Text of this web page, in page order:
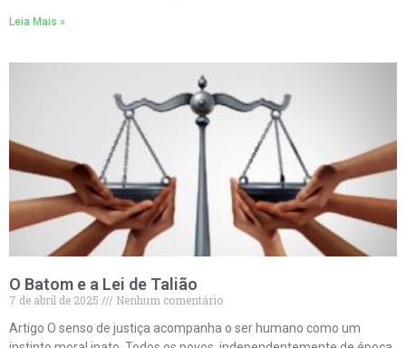
Leia Mais »
O Batom e a Lei de Talião
7 de abril de 2025
Nenhum comentário
Artigo O senso de justiça acompanha o ser humano como um